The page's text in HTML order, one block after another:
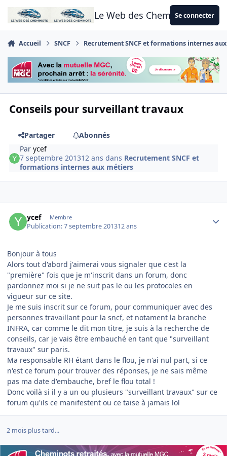
Aller au contenu
Le Web des CheminotsSe connecter
Accueil SNCF Recrutement SNCF et formations internes
Conseils pour surveillant travaux
Partager
Abonnés
Parycef
7 septembre 201312 ans dans Recrutement SNCF et
formations internes aux métiers
ycef Membre
Publication:7 septembre 201312 ans
Bonjour à tous
Alors tout d'abord j'aimerai vous signaler que c'est la
"première" fois que je m'inscrit dans un forum, donc
pardonnez moi si je ne suit pas le ou les protocoles en
vigueur sur ce site.
Je me suis inscrit sur ce forum, pour communiquer avec des
personnes travaillant pour la sncf, et notament la branche
INFRA, car comme le dit mon titre, je suis à la recherche de
conseils, car je vais être embauché en tant que "surveillant
travaux" sur paris.
Ma responsable RH étant dans le flou, je n'ai nul part, si ce
n'est ce forum pour trouver des réponses, je ne sais même
pas ma date d'embauche, bref le flou total !
Donc voilà si il y a un ou plusieurs "surveillant travaux" sur ce
forum qu'ils ce manifestent ou ce taise à jamais lol
2 mois plus tard...